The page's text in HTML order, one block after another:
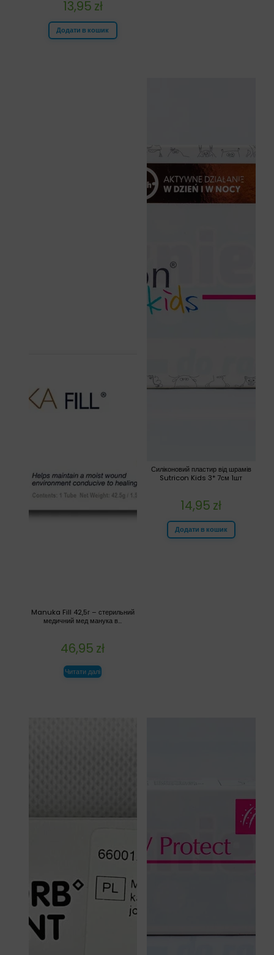
13,95 zł
Додати в кошик
Силіконовий пластир від шрамів
Sutricon Kids 3* 7см 1шт
14,95 zł
Додати в кошик
Manuka Fill 42,5г – стерильний
медичний мед манука в...
46,95 zł
Читати далі